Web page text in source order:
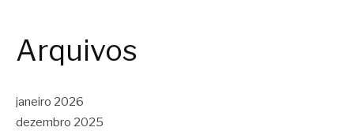
Arquivos
janeiro 2026
dezembro 2025